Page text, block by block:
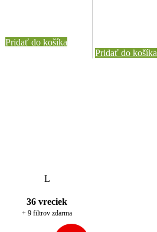
Pridať do košíka
Pridať do košíka
L
36 vreciek
+ 9 filtrov zdarma